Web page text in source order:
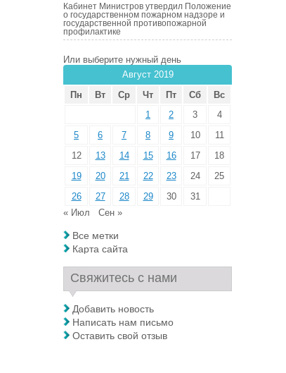
Кабинет Министров утвердил Положение
о государственном пожарном надзоре и
государственной противопожарной
профилактике
Или выберите нужный день
Август 2019
Пн
Вт Ср Чт Пт Сб
Вс
1
2 3
4
5
6 7 8 9 10
11
12
13 14 15 16 17
18
19
20 21 22 23 24
25
26
27 28 29 30
31
« Июл
Сен »
Все метки
Карта сайта
Свяжитесь с нами
Добавить новость
Написать нам письмо
Оставить свой отзыв